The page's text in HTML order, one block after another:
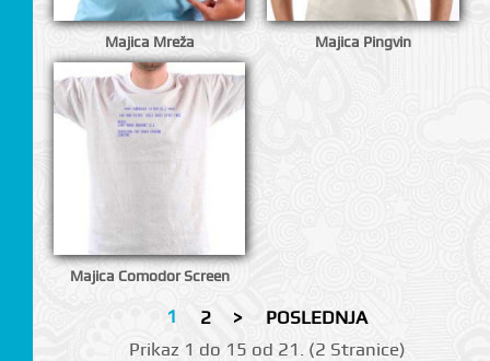
Majica Mreža Majica Pingvin
Majica Comodor Screen
1 2 >
POSLEDNJA
Prikаz 1 do 15 оd 21. (2 Strаnicе)